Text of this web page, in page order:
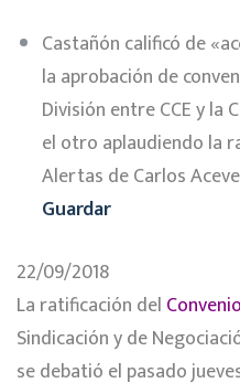
Castañón calificó de
la aprobación de
División entre CCE y la
el otro aplaudiendo la
Alertas de Carlos
Guardar
22/09/2018
La ratificación del
Sindicación y de
se debatió el pasado